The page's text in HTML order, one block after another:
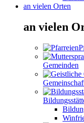
an vielen Orten
an vielen
Gemeinden